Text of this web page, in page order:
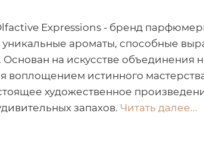
Expressions - бренд
ароматы, способные
Основан на искусстве объединения
воплощением истинного
художественное
запахов. Читать далее...